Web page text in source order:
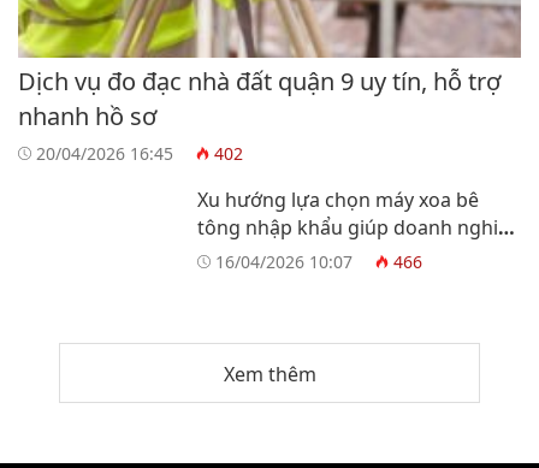
Dịch vụ đo đạc nhà đất quận 9 uy tín, hỗ trợ
nhanh hồ sơ
20/04/2026 16:45 402
Xu hướng lựa chọn máy xoa bê
tông nhập khẩu giúp doanh nghiệp
tối ưu vận hành
16/04/2026 10:07 466
Xem thêm